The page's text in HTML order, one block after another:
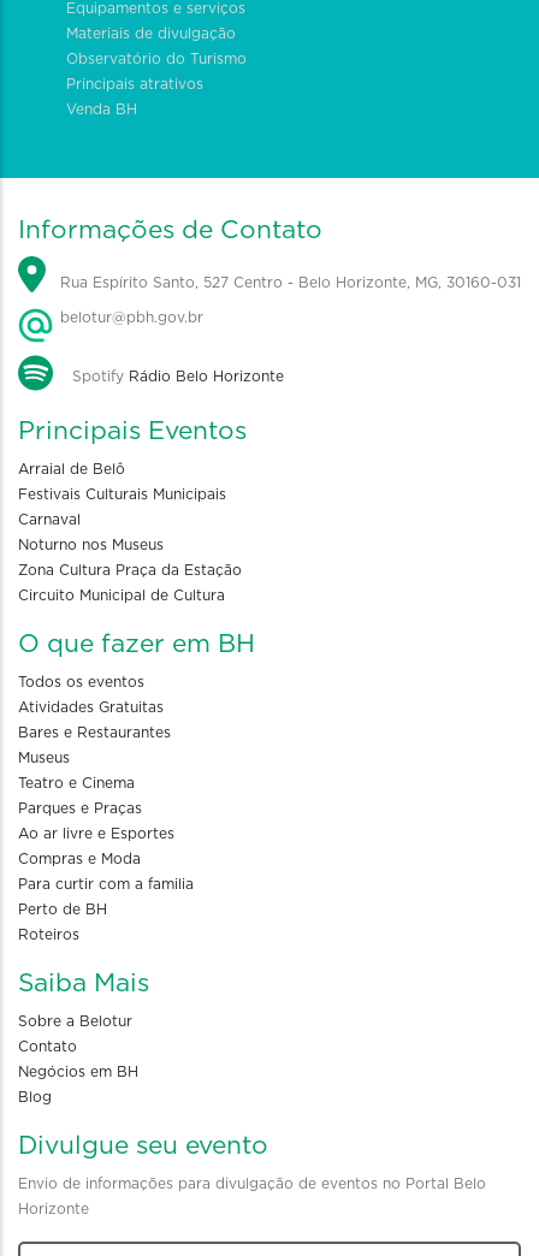
Equipamentos e serviços
Materiais de divulgação
Observatório do Turismo
Principais atrativos
Venda BH
Informações de Contato
Rua Espírito Santo, 527 Centro - Belo Horizonte, MG, 30160-031
belotur@pbh.gov.br
Spotify Rádio Belo Horizonte
Principais Eventos
Arraial de Belô
Festivais Culturais Municipais
Carnaval
Noturno nos Museus
Zona Cultura Praça da Estação
Circuito Municipal de Cultura
O que fazer em BH
Todos os eventos
Atividades Gratuitas
Bares e Restaurantes
Museus
Teatro e Cinema
Parques e Praças
Ao ar livre e Esportes
Compras e Moda
Para curtir com a familia
Perto de BH
Roteiros
Saiba Mais
Sobre a Belotur
Contato
Negócios em BH
Blog
Divulgue seu evento
Envio de informações para divulgação de eventos no Portal Belo
Horizonte